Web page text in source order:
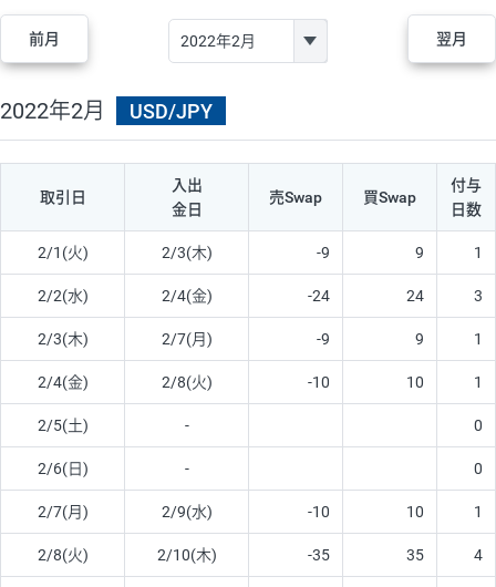
前月 翌月
2022年2月 USD/JPY
取引日
入出
金日
売Swap 買Swap
付与
日数
2/1(火) 2/3(木) -9 9 1
2/2(水) 2/4(金) -24 24 3
2/3(木) 2/7(月) -9 9 1
2/4(金) 2/8(火) -10 10 1
2/5(土) - 0
2/6(日) - 0
2/7(月) 2/9(水) -10 10 1
2/8(火) 2/10(木) -35 35 4